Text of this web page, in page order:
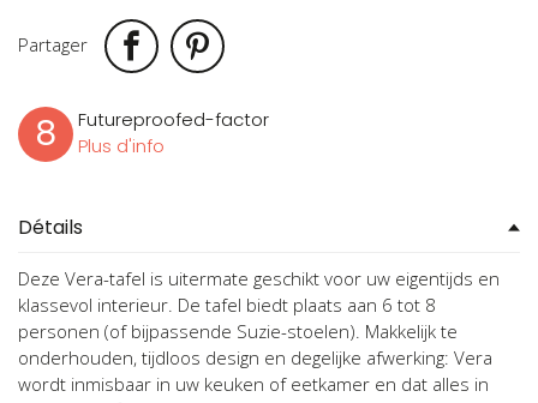
Partager
8
Futureproofed-factor
Plus d'info
Détails
Deze Vera-tafel is uitermate geschikt voor uw eigentijds en
klassevol interieur. De tafel biedt plaats aan 6 tot 8
personen (of bijpassende Suzie-stoelen). Makkelijk te
onderhouden, tijdloos design en degelijke afwerking: Vera
wordt inmisbaar in uw keuken of eetkamer en dat alles in